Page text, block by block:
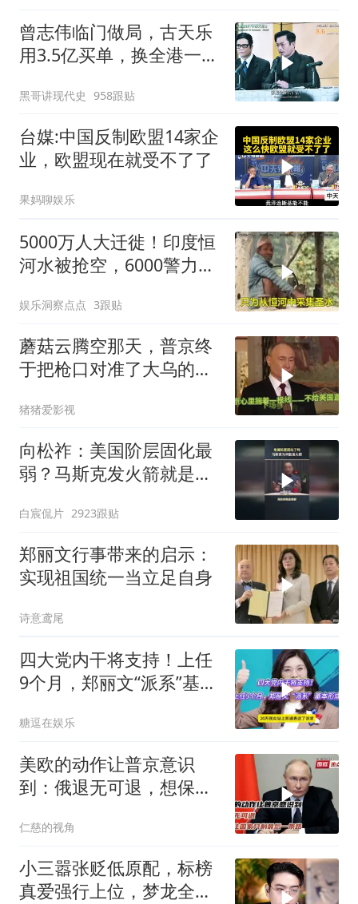
曾志伟临门做局，古天乐
用3.5亿买单，换全港一声
黑哥讲现代史 958跟贴
台媒:中国反制欧盟14家企
业，欧盟现在就受不了了
果妈聊娱乐
5000万人大迁徙！印度恒
河水被抢空，6000警力全
娱乐洞察点点 3跟贴
蘑菇云腾空那天，普京终
于把枪口对准了大乌的军
猪猪爱影视
向松祚：美国阶层固化最
弱？马斯克发火箭就是答
白宸侃片 2923跟贴
郑丽文行事带来的启示：
实现祖国统一当立足自身
诗意鸢尾
四大党内干将支持！上任
9个月，郑丽文“派系”基本
糖逗在娱乐
美欧的动作让普京意识
到：俄退无可退，想保住
仁慈的视角
小三嚣张贬低原配，标榜
真爱强行上位，梦龙全程